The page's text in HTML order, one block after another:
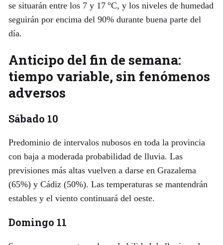
se situarán entre los 7 y 17 °C, y los niveles de humedad
seguirán por encima del 90% durante buena parte del
día.
Anticipo del fin de semana:
tiempo variable, sin fenómenos
adversos
Sábado 10
Predominio de intervalos nubosos en toda la provincia
con baja a moderada probabilidad de lluvia. Las
previsiones más altas vuelven a darse en Grazalema
(65%) y Cádiz (50%). Las temperaturas se mantendrán
estables y el viento continuará del oeste.
Domingo 11